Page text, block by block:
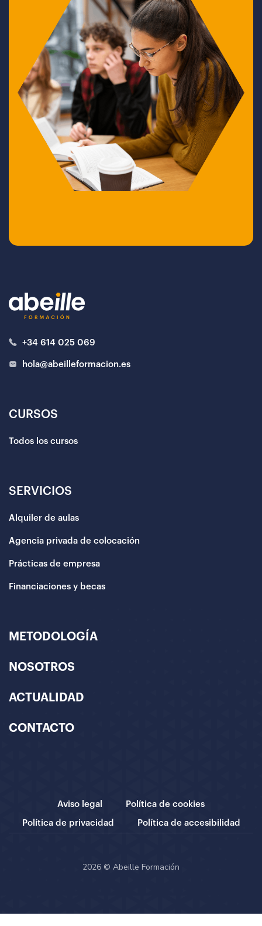
+34 614 025 069
hola@abeilleformacion.es
CURSOS
Todos los cursos
SERVICIOS
Alquiler de aulas
Agencia privada de colocación
Prácticas de empresa
Financiaciones y becas
METODOLOGÍA
NOSOTROS
ACTUALIDAD
CONTACTO
Aviso legal Política de cookies
Política de privacidad Política de accesibilidad
2026 © Abeille Formación